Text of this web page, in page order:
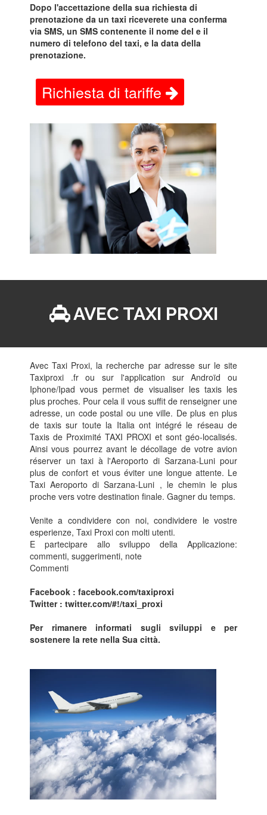
Dopo l'accettazione della sua richiesta di
prenotazione da un taxi riceverete una conferma
via SMS, un SMS contenente il nome del e il
numero di telefono del taxi, e la data della
prenotazione.
Richiesta di tariffe
AVEC TAXI PROXI
Avec Taxi Proxi, la recherche par adresse sur le site
Taxiproxi .fr ou sur l'application sur Androïd ou
Iphone/Ipad vous permet de visualiser les taxis les
plus proches. Pour cela il vous suffit de renseigner une
adresse, un code postal ou une ville. De plus en plus
de taxis sur toute la Italia ont intégré le réseau de
Taxis de Proximité TAXI PROXI et sont géo-localisés.
Ainsi vous pourrez avant le décollage de votre avion
réserver un taxi à l'Aeroporto di Sarzana-Luni pour
plus de confort et vous éviter une longue attente. Le
Taxi Aeroporto di Sarzana-Luni , le chemin le plus
proche vers votre destination finale. Gagner du temps.
Venite a condividere con noi, condividere le vostre
esperienze, Taxi Proxi con molti utenti.
E partecipare allo sviluppo della Applicazione:
commenti, suggerimenti, note
Commenti
Facebook : facebook.com/taxiproxi
Twitter : twitter.com/#!/taxi_proxi
Per rimanere informati sugli sviluppi e per
sostenere la rete nella Sua città.